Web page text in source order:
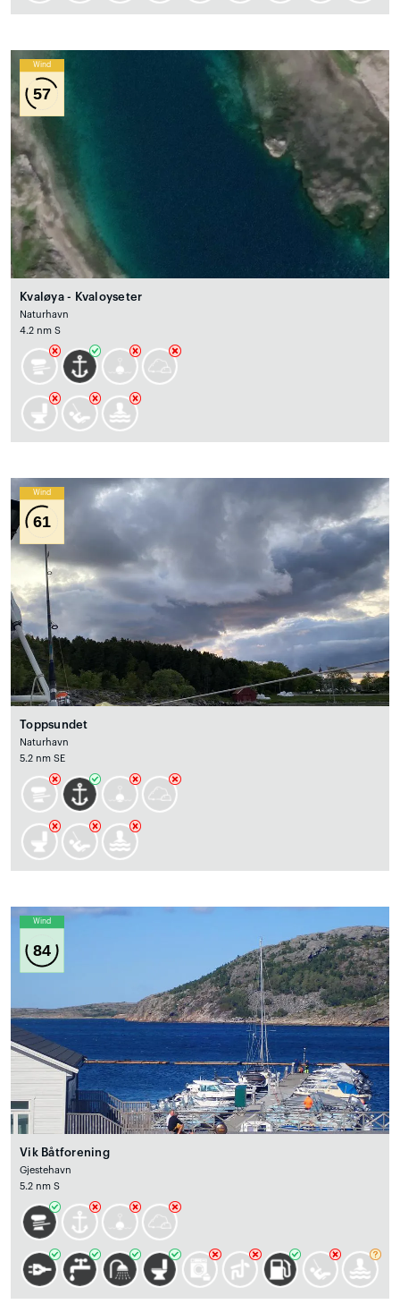
Wind
57
Kvaløya - Kvaloyseter
Naturhavn
4.2 nm S
Wind
61
Toppsundet
Naturhavn
5.2 nm SE
Wind
84
Vik Båtforening
Gjestehavn
5.2 nm S